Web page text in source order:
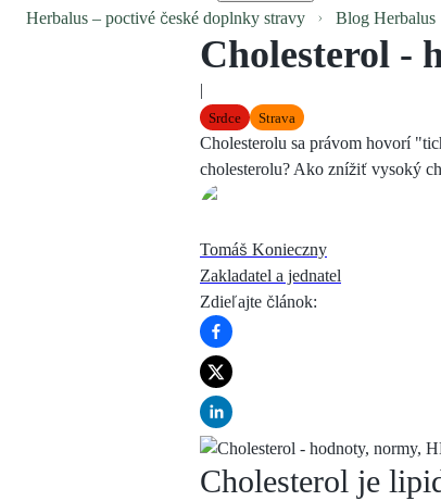
Herbalus – poctivé české doplnky stravy Blog Herbalus
Cholesterol -
|
Srdce Strava
Cholesterolu sa právom hovorí
cholesterolu? Ako znížiť vysoký
Tomáš Konieczny
Zakladatel a jednatel
Zdieľajte článok:
Cholesterol je